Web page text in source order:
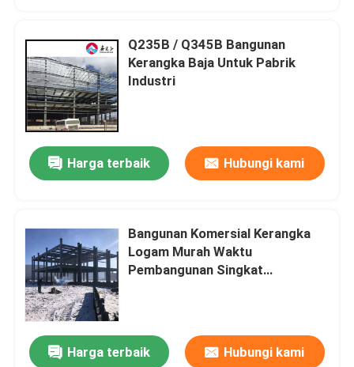
Q235B / Q345B Bangunan
Kerangka Baja Untuk Pabrik
Industri
Harga terbaik Hubungi kami
Bangunan Komersial Kerangka
Logam Murah Waktu
Pembangunan Singkat
Harga terbaik Hubungi kami